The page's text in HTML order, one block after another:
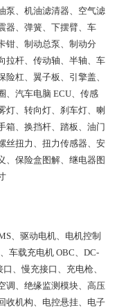
泵、机油滤清器、空气滤
器、弹簧、下摆臂、车
钳、制动总泵、制动分
拉杆、传动轴、半轴、车
杠、翼子板、引擎盖、
、汽车电脑 ECU、传感
灯、转向灯、刹车灯、喇
箱、换挡杆、踏板、油门
丝扭力、扭力传感器、安
、保险盒图解、继电器图
、驱动电机、电机控制
车载充电机 OBC、DC-
、慢充接口、充电枪、
调、绝缘监测模块、高压
收机构、电控悬挂、电子